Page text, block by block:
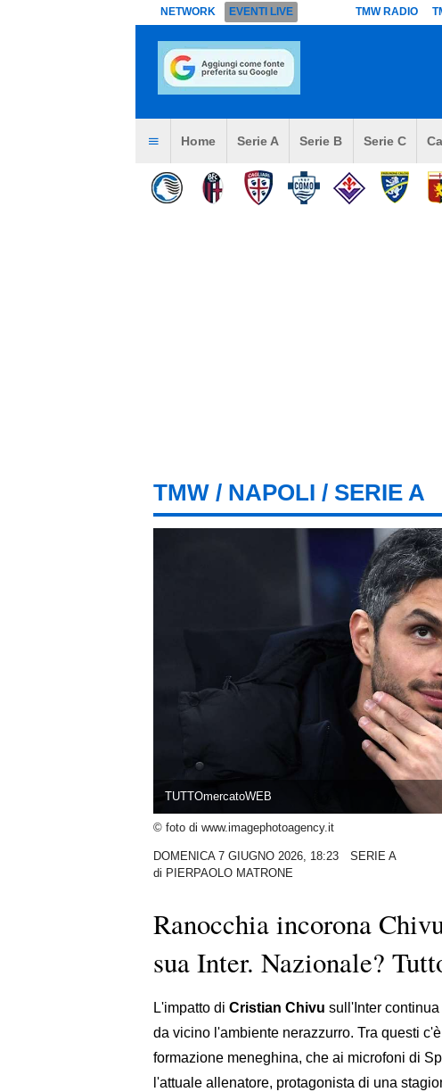
NETWORK EVENTI LIVE TMW RADIO
Home Serie A Serie B Serie C
TMW / NAPOLI / SERIE A
TUTTOmercatoWEB
© foto di www.imagephotoagency.it
DOMENICA 7 GIUGNO 2026, 18:23
SERIE A
di PIERPAOLO MATRONE
Ranocchia incorona
sua Inter. Nazionale?
L'impatto di Cristian Chivu sull'Inter
da vicino l'ambiente nerazzurro. Tra questi c'è
formazione meneghina, che ai microfoni di
l'attuale allenatore, protagonista di una